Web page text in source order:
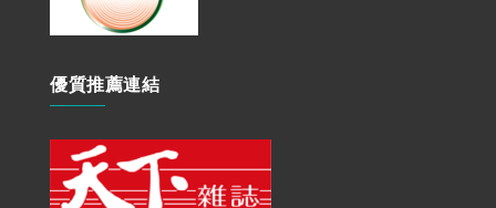
優質推薦連結